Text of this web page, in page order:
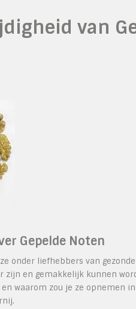
van
Gepelde Noten
onder liefhebbers van
zijn en gemakkelijk kunnen
waarom zou je ze opnemen